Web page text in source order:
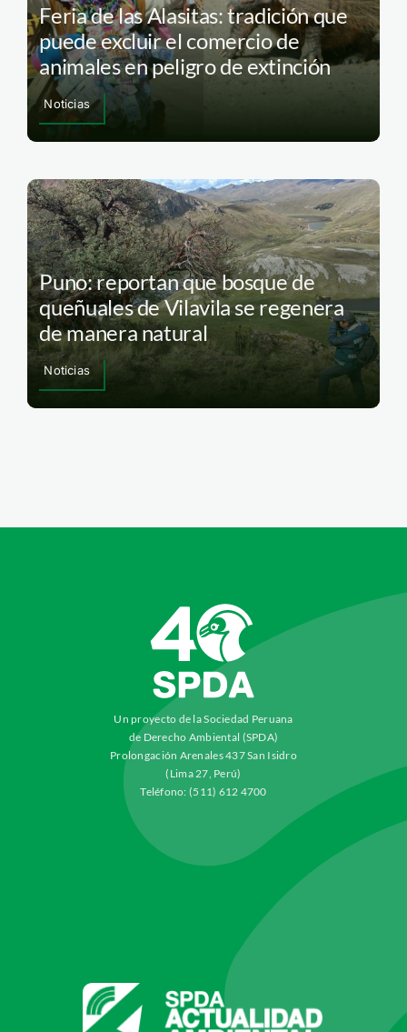
Feria de las Alasitas: tradición que
puede excluir el comercio de
animales en peligro de extinción
Noticias
Puno: reportan que bosque de
queñuales de Vilavila se regenera
de manera natural
Noticias
Un proyecto de la Sociedad Peruana
de Derecho Ambiental (SPDA)
Prolongación Arenales 437 San Isidro
(Lima 27, Perú)
Teléfono: (511) 612 4700